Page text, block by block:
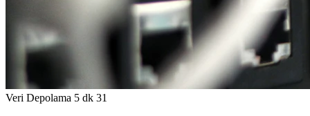
Veri Depolama 5 dk 31